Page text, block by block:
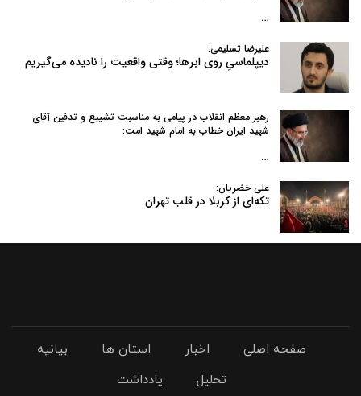
…
علیرضا تسلیمی:
دیپلماسیِ روی ابرها؛ وقتی واقعیت را نادیده می‌گیریم
رهبر معظم انقلاب در پیامی به‌ مناسبت تشییع و تدفین آقای
شهید ایران خطاب به امام شهید امت:
…
علی خضریان:
تکه‌ای از کربلا در قلب تهران
صفحه اصلی اخبار استان ها
بیانیه
تحلیل
یادداشت